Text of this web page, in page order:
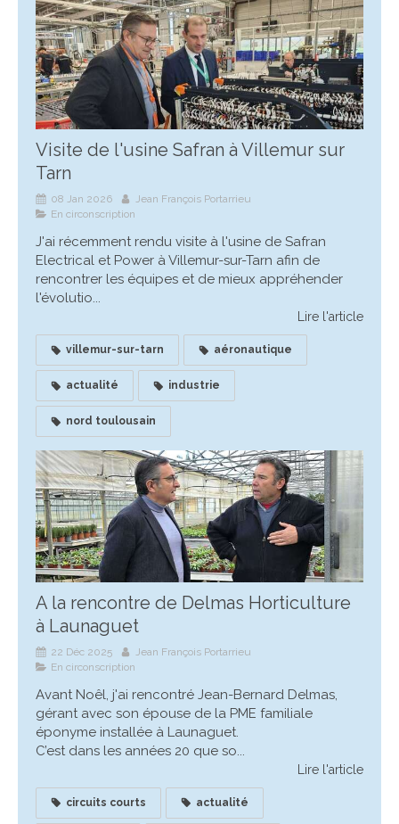
Visite de l'usine Safran à Villemur sur
Tarn
08 Jan 2026
Jean François Portarrieu
En circonscription
J'ai récemment rendu visite à l'usine de Safran
Electrical et Power à Villemur-sur-Tarn afin de
rencontrer les équipes et de mieux appréhender
l'évolutio...
Lire l'article
villemur-sur-tarn aéronautique
actualité industrie
nord toulousain
A la rencontre de Delmas Horticulture
à Launaguet
22 Déc 2025
Jean François Portarrieu
En circonscription
Avant Noêl, j'ai rencontré Jean-Bernard Delmas,
gérant avec son épouse de la PME familiale
éponyme installée à Launaguet.
C’est dans les années 20 que so...
Lire l'article
circuits courts actualité